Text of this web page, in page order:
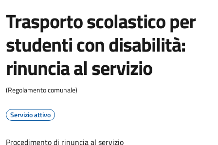
Trasporto scolastico per
studenti con disabilità:
rinuncia al servizio
(Regolamento comunale)
Servizio attivo
Procedimento di rinuncia al servizio